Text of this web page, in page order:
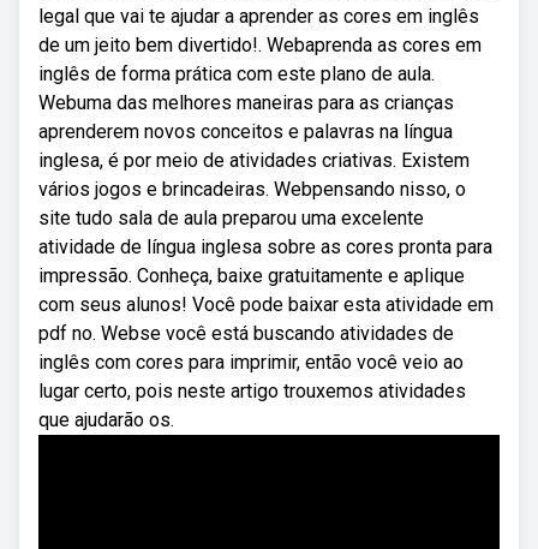
legal que vai te ajudar a aprender as cores em inglês
de um jeito bem divertido!. Webaprenda as cores em
inglês de forma prática com este plano de aula.
Webuma das melhores maneiras para as crianças
aprenderem novos conceitos e palavras na língua
inglesa, é por meio de atividades criativas. Existem
vários jogos e brincadeiras. Webpensando nisso, o
site tudo sala de aula preparou uma excelente
atividade de língua inglesa sobre as cores pronta para
impressão. Conheça, baixe gratuitamente e aplique
com seus alunos! Você pode baixar esta atividade em
pdf no. Webse você está buscando atividades de
inglês com cores para imprimir, então você veio ao
lugar certo, pois neste artigo trouxemos atividades
que ajudarão os.